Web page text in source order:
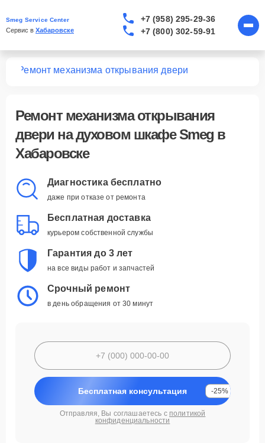
Smeg Service Center
Сервис в Хабаровске
+7 (958) 295-29-36
+7 (800) 302-59-91
Ремонт механизма открывания двери
Ремонт механизма открывания
двери на духовом шкафе Smeg в
Хабаровске
Диагностика бесплатно
даже при отказе от ремонта
Бесплатная доставка
курьером собственной службы
Гарантия до 3 лет
на все виды работ и запчастей
Срочный ремонт
в день обращения от 30 минут
Бесплатная консультация -25%
Отправляя, Вы соглашаетесь с политикой
конфиденциальности